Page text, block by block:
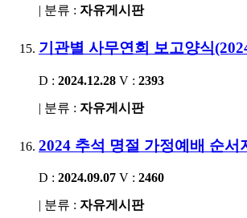
| 분류 : 자유게시판
기관별 사무연회 보고양식
D : 2024.12.28 V : 2393
| 분류 : 자유게시판
2024 추석 명절 가정예배 순서
D : 2024.09.07 V : 2460
| 분류 : 자유게시판